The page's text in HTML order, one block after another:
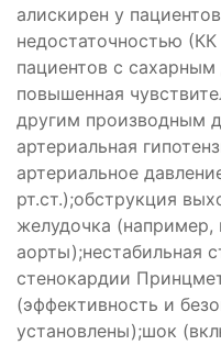
алискирен у
недостаточностью
пациентов с
повышенная
другим производным
артериальная
артериальное
рт.ст.);обструкция
желудочка
аорты);нестабильная
стенокардии
(эффективность и
установлены);шок